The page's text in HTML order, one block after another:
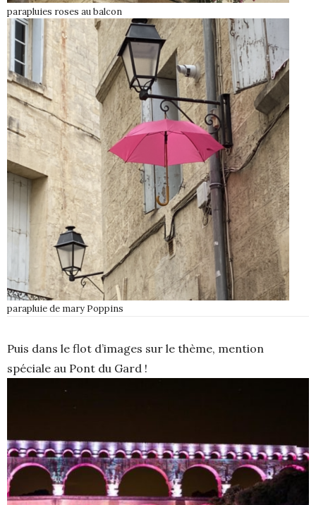
parapluies roses au balcon
parapluie de mary Poppins
Puis dans le flot d’images sur le thème, mention
spéciale au Pont du Gard !